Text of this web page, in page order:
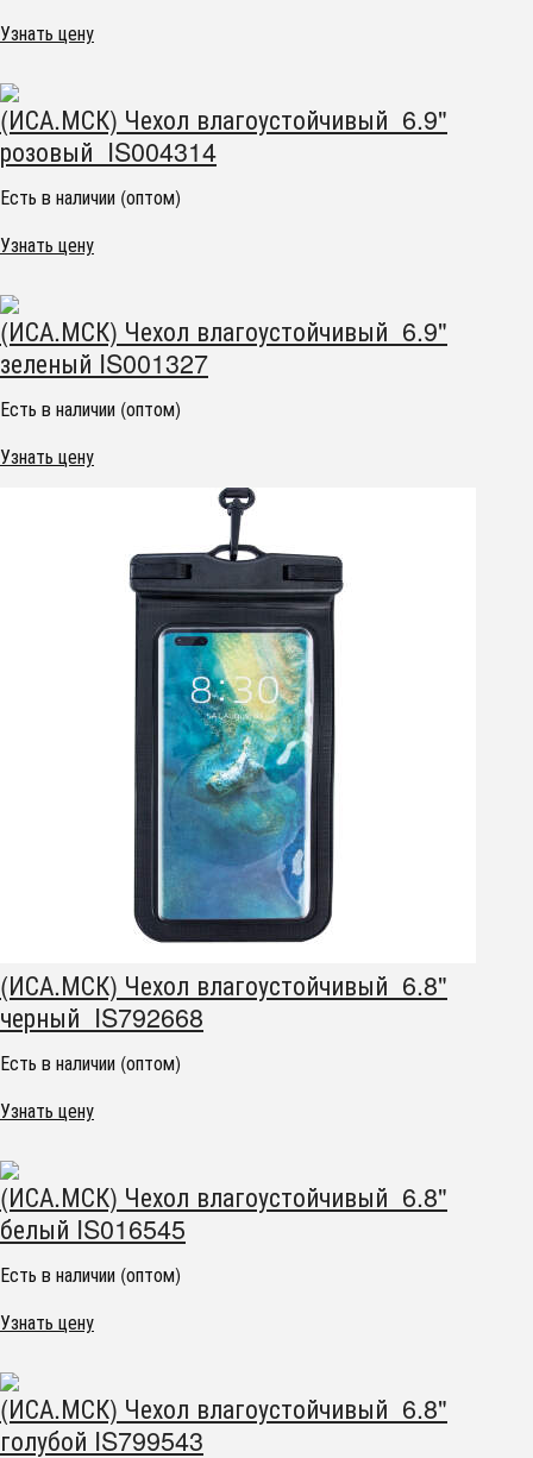
Узнать цену
(ИСА.МСК) Чехол влагоустойчивый 6.9"
розовый IS004314
Есть в наличии (оптом)
Узнать цену
(ИСА.МСК) Чехол влагоустойчивый 6.9"
зеленый IS001327
Есть в наличии (оптом)
Узнать цену
(ИСА.МСК) Чехол влагоустойчивый 6.8"
черный IS792668
Есть в наличии (оптом)
Узнать цену
(ИСА.МСК) Чехол влагоустойчивый 6.8"
белый IS016545
Есть в наличии (оптом)
Узнать цену
(ИСА.МСК) Чехол влагоустойчивый 6.8"
голубой IS799543